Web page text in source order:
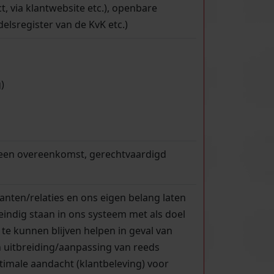
via klantwebsite etc.), openbare
van de KvK etc.)
overeenkomst, gerechtvaardigd
relaties en ons eigen belang laten
staan in ons systeem met als doel
kunnen blijven helpen in geval van
aanpassing van reeds
aandacht (klantbeleving) voor